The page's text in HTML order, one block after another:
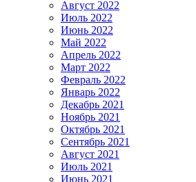
Август 2022
Июль 2022
Июнь 2022
Май 2022
Апрель 2022
Март 2022
Февраль 2022
Январь 2022
Декабрь 2021
Ноябрь 2021
Октябрь 2021
Сентябрь 2021
Август 2021
Июль 2021
Июнь 2021